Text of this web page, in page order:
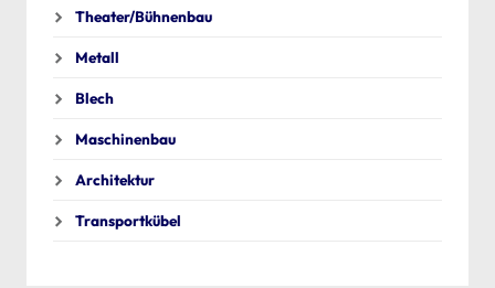
Theater/Bühnenbau
Metall
Blech
Maschinenbau
Architektur
Transportkübel